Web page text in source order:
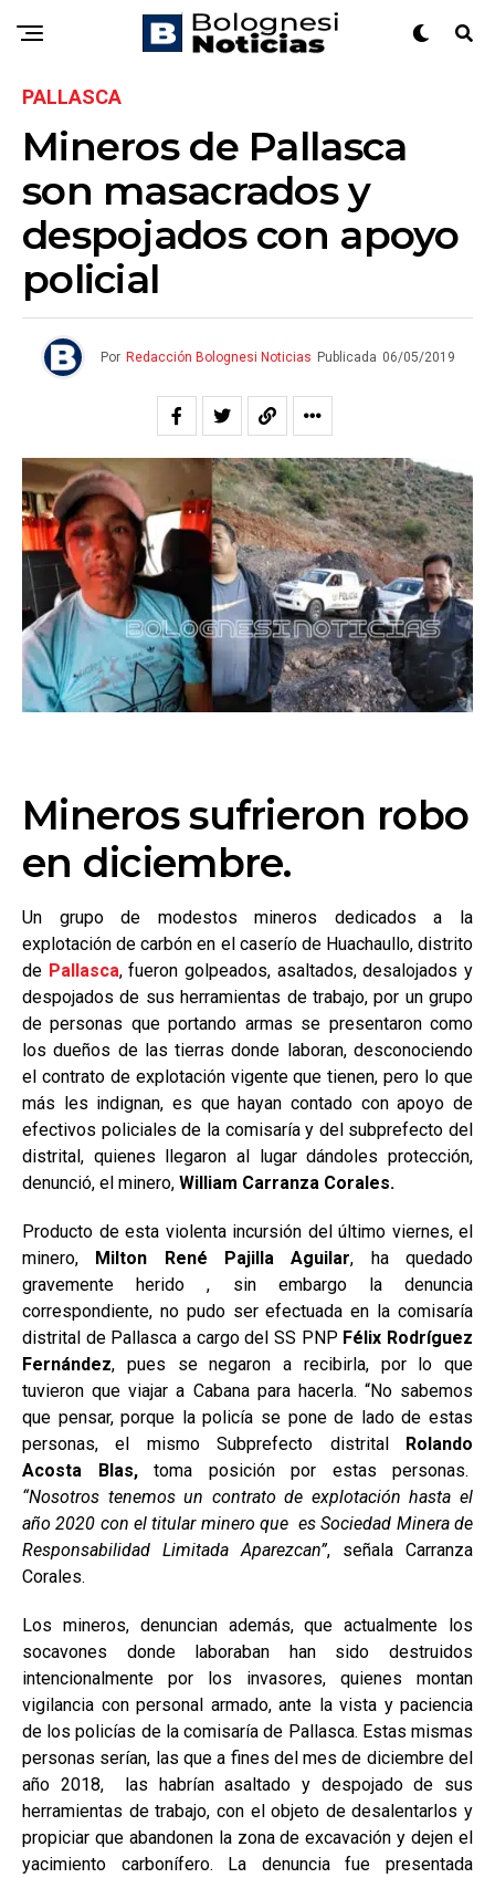
PALLASCA
Mineros de Pallasca
son masacrados y
despojados con apoyo
policial
Por Redacción Bolognesi Noticias Publicada 06/05/2019
Mineros sufrieron robo
en diciembre.
Un grupo de modestos mineros dedicados a la
explotación de carbón en el caserío de Huachaullo, distrito
de Pallasca, fueron golpeados, asaltados, desalojados y
despojados de sus herramientas de trabajo, por un grupo
de personas que portando armas se presentaron como
los dueños de las tierras donde laboran, desconociendo
el contrato de explotación vigente que tienen, pero lo que
más les indignan, es que hayan contado con apoyo de
efectivos policiales de la comisaría y del subprefecto del
distrital, quienes llegaron al lugar dándoles protección,
denunció, el minero, William Carranza Corales.
Producto de esta violenta incursión del último viernes, el
minero, Milton René Pajilla Aguilar, ha quedado
gravemente herido , sin embargo la denuncia
correspondiente, no pudo ser efectuada en la comisaría
distrital de Pallasca a cargo del SS PNP Félix Rodríguez
Fernández, pues se negaron a recibirla, por lo que
tuvieron que viajar a Cabana para hacerla. “No sabemos
que pensar, porque la policía se pone de lado de estas
personas, el mismo Subprefecto distrital Rolando
Acosta Blas,toma posición por estas personas.
“Nosotros tenemos un contrato de explotación hasta el
año 2020 con el titular minero que es Sociedad Minera de
Responsabilidad Limitada Aparezcan”, señala Carranza
Corales.
Los mineros, denuncian además, que actualmente los
socavones donde laboraban han sido destruidos
intencionalmente por los invasores, quienes montan
vigilancia con personal armado, ante la vista y paciencia
de los policías de la comisaría de Pallasca. Estas mismas
personas serían, las que a fines del mes de diciembre del
año 2018, las habrían asaltado y despojado de sus
herramientas de trabajo, con el objeto de desalentarlos y
propiciar que abandonen la zona de excavación y dejen el
yacimiento carbonífero. La denuncia fue presentada